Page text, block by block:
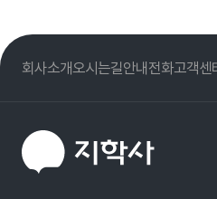
회사소개오시는길안내전화고객센